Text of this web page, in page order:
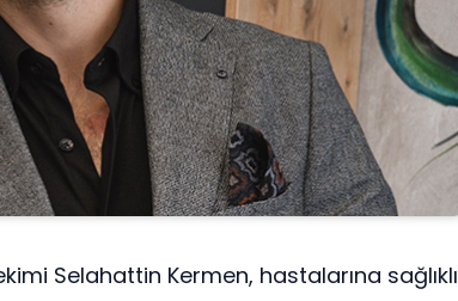
Selahattin Kermen, hastalarına sağlıklı